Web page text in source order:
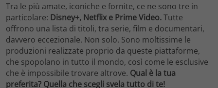
Tra le più amate, iconiche e fornite, ce ne sono tre in
particolare: Disney+, Netflix e Prime Video.Tutte
offrono una lista di titoli, tra serie, film e documentari,
davvero eccezionale. Non solo. Sono moltissime le
produzioni realizzate proprio da queste piattaforme,
che spopolano in tutto il mondo, così come le esclusive
che è impossibile trovare altrove. Qual è la tua
preferita? Quella che scegli svela tutto di te!